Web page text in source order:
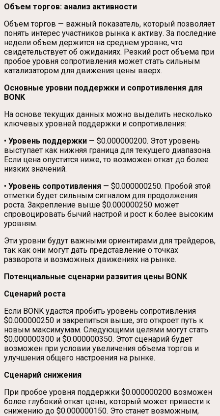
Объем торгов: анализ активности
Объем торгов — важный показатель, который позволяет
понять интерес участников рынка к активу. За последние
недели объем держится на среднем уровне, что
свидетельствует об ожиданиях. Резкий рост объема при
пробое уровня сопротивления может стать сильным
катализатором для движения цены вверх.
Основные уровни поддержки и сопротивления для
BONK
На основе текущих данных можно выделить несколько
ключевых уровней поддержки и сопротивления:
• Уровень поддержки — $0.000000200. Этот уровень
выступает как нижняя граница для текущего диапазона.
Если цена опустится ниже, то возможен откат до более
низких значений.
• Уровень сопротивления — $0.000000250. Пробой этой
отметки будет сильным сигналом для продолжения
роста. Закрепление выше $0.000000250 может
спровоцировать бычий настрой и рост к более высоким
уровням.
Эти уровни будут важными ориентирами для трейдеров,
так как они могут дать представление о точках
разворота и возможных движениях на рынке.
Потенциальные сценарии развития цены BONK
Сценарий роста
Если BONK удастся пробить уровень сопротивления
$0.000000250 и закрепиться выше, это откроет путь к
новым максимумам. Следующими целями могут стать
$0.000000300 и $0.000000350. Этот сценарий будет
возможен при условии увеличения объема торгов и
улучшения общего настроения на рынке.
Сценарий снижения
При пробое уровня поддержки $0.000000200 возможен
более глубокий откат цены, который может привести к
снижению до $0.000000150. Это станет возможным,